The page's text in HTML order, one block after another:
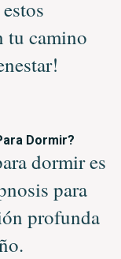
tu camino
Dormir?
dormir es
para
profunda